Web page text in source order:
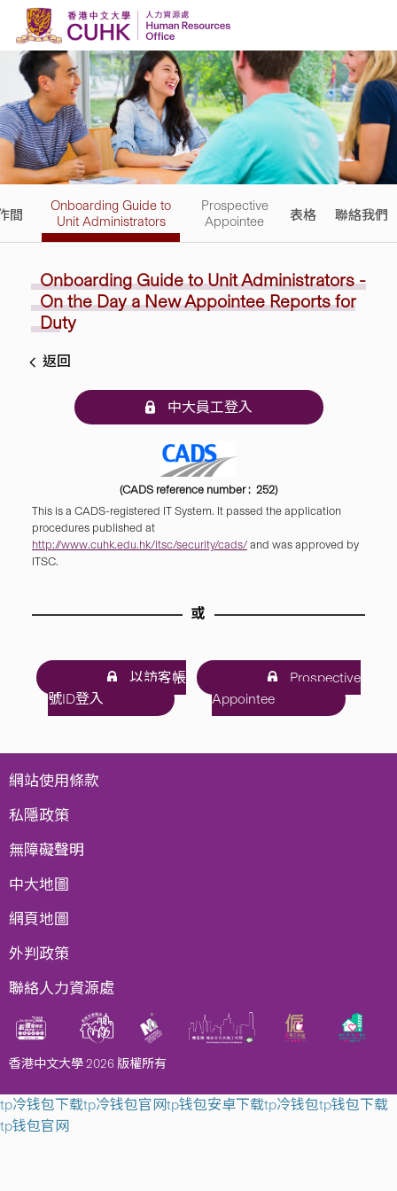
Skip to content
間
Onboarding Guide to
Unit Administrators
Prospective
Appointee
表格 聯絡我們
Onboarding Guide to Unit Administrators-
On the Day a New Appointee Reportsfor
Duty
返回
中大員工登入
(CADS reference number : 252)
This is a CADS-registered IT System. It passed the application
procedures published at
http://www.cuhk.edu.hk/itsc/security/cads/ and was approved by
ITSC.
或
以訪客帳
號ID登入
Prospective
Appointee
網站使用條款
私隱政策
無障礙聲明
中大地圖
網頁地圖
外判政策
聯絡人力資源處
香港中文大學 2026 版權所有
tp冷钱包下载tp冷钱包官网tp钱包安卓下载tp冷钱包tp钱包下载
tp钱包官网